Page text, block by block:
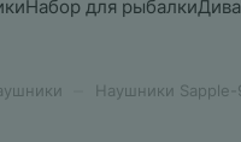
Набор для рыбалки
Наушники Sapple-